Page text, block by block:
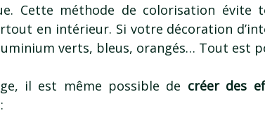
Cette méthode de colorisation
en intérieur. Si votre décoration
verts, bleus, orangés… Tout est
il est même possible de créer des
: